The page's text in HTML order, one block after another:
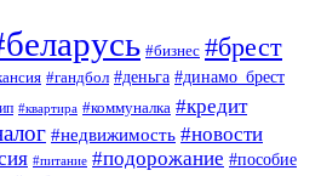
#бизнес #брест
#гандбол #деньга #динамо_брест
#квартира #коммуналка #кредит
#недвижимость #новости
#питание #подорожание #пособие